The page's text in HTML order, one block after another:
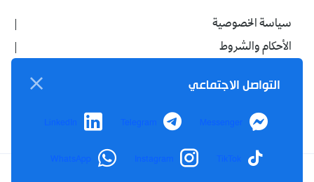
سياسة الخصوصية
الأحكام والشروط
اتصل بنا
من نحن
التواصل الاجتماعي
Messenger
Telegram
LinkedIn
TikTok
Instagram
WhatsApp